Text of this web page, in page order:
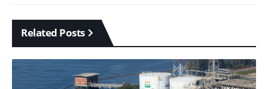
Related Posts